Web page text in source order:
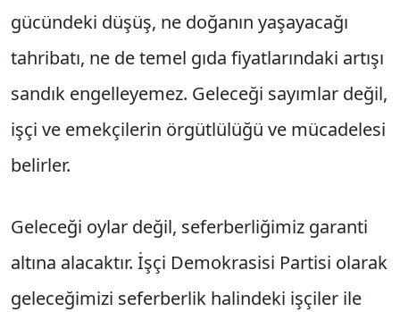
gücündeki düşüş, ne doğanın yaşayacağı
tahribatı, ne de temel gıda fiyatlarındaki artışı
sandık engelleyemez. Geleceği sayımlar değil,
işçi ve emekçilerin örgütlülüğü ve mücadelesi
belirler.
Geleceği oylar değil, seferberliğimiz garanti
altına alacaktır. İşçi Demokrasisi Partisi olarak
geleceğimizi seferberlik halindeki işçiler ile